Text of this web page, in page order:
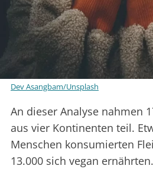
Dev Asangbam/Unsplash
An dieser Analyse nahmen
aus vier Kontinenten teil.
Menschen konsumierten
13.000 sich vegan